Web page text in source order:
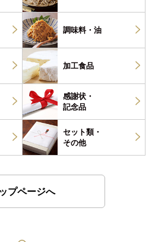
調味料・ 油
加工食品
感謝状・
記念品
セット類・
その他
プページへ